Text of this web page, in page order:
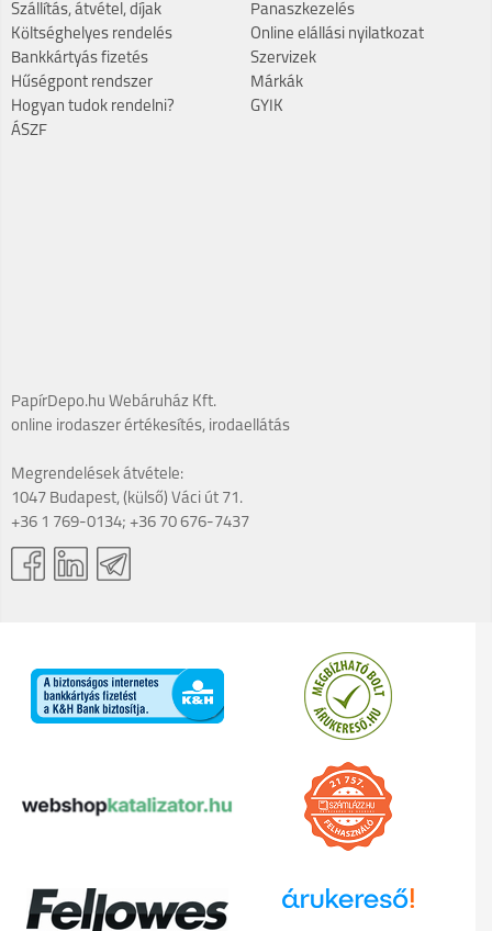
Szállítás, átvétel, díjak
Költséghelyes rendelés
Bankkártyás fizetés
Hűségpont rendszer
Hogyan tudok rendelni?
ÁSZF
Panaszkezelés
Online elállási nyilatkozat
Szervizek
Márkák
GYIK
PapírDepo.hu Webáruház Kft.
online irodaszer értékesítés, irodaellátás
Megrendelések átvétele:
1047 Budapest, (külső) Váci út 71.
+36 1 769-0134; +36 70 676-7437